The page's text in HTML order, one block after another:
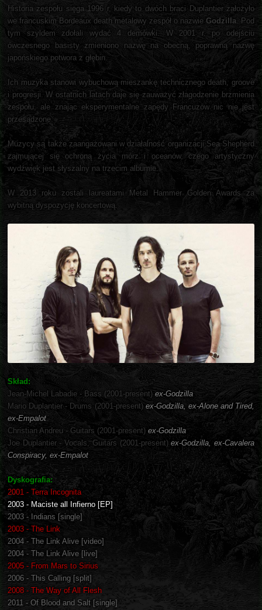
Historia zespołu sięga 1996 r, kiedy to dwóch braci Duplantier założyło
we francuskim Bordeaux death metalowy zespół o nazwie Godzilla. Pod
tym szyldem zdołali wydać 4 demówki. W 2001 r. po odejściu
ówczesnego basisty zmieniono nazwę na obecną, poprawną nazwę
japońskiego potwora z głębin.
Ich muzyka stanowi wybuchową mieszankę technicznego death, groove
i progresji. W ostatnich latach daje się zauważyć złagodzenie brzmienia
zespołu, ale znając eksperymentalne zapędy Francuzów nic nie jest
przesądzone.
Muzycy są także zaangażowani w działalność organizacji Sea Shepherd
zajmującej się ochroną życia mórz i oceanów, czego artystyczny
wydźwięk jest słyszalny na trzecim albumie.
W 2013 roku zostali laureatami Metal Hammer Golden Awards za
wybitną dyspozycję koncertową.
Skład:
Jean-Michel Labadie - Bass (2001-present) ex-Godzilla
Mario Duplantier - Drums (2001-present) ex-Godzilla, ex-Alone and Tired,
ex-Empalot
Christian Andreu - Guitars (2001-present) ex-Godzilla
Joe Duplantier - Vocals, Guitars (2001-present)ex-Godzilla, ex-Cavalera
Conspiracy, ex-Empalot
Dyskografia:
2001 - Terra Incognita
2003 - Maciste all Infierno [EP]
2003 - Indians [single]
2003 - The Link
2004 - The Link Alive [video]
2004 - The Link Alive [live]
2005 - From Mars to Sirius
2006 - This Calling [split]
2008 - The Way of All Flesh
2011 - Of Blood and Salt [single]